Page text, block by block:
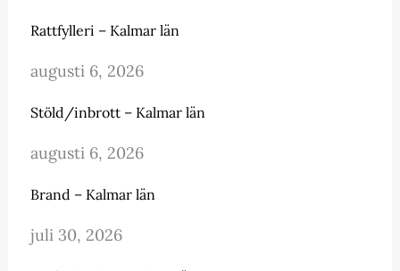
Rattfylleri – Kalmar län
augusti 6, 2026
Stöld/inbrott – Kalmar län
augusti 6, 2026
Brand – Kalmar län
juli 30, 2026